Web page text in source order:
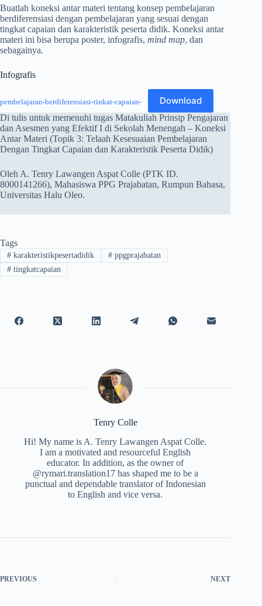
Buatlah koneksi antar materi tentang konsep pembelajaran
berdiferensiasi dengan pembelajaran yang sesuai dengan
tingkat capaian dan karakteristik peserta didik. Koneksi antar
materi ini bisa berupa poster, infografis, mind map, dan
sebagainya.
Infografis
pembelajaran-berdiferensiasi-tinkat-capaian- Download
Di tulis untuk memenuhi tugas Matakuliah Prinsip Pengajaran
dan Asesmen yang Efektif I di Sekolah Menengah – Koneksi
Antar Materi (Topik 3: Telaah Kesesuaian Pembelajaran
Dengan Tingkat Capaian dan Karakteristik Peserta Didik)
Oleh A. Tenry Lawangen Aspat Colle (PTK ID.
8000141266), Mahasiswa PPG Prajabatan, Rumpun Bahasa,
Universitas Halu Oleo.
Tags
#karakteristikpesertadidik #ppgprajabatan
#tingkatcapaian
Tenry Colle
Hi! My name is A. Tenry Lawangen Aspat Colle.
I am a motivated and resourceful English
educator. In addition, as the owner of
@rymari.translation17 has shaped me to be a
punctual and dependable translator of Indonesian
to English and vice versa.
PREVIOUS NEXT